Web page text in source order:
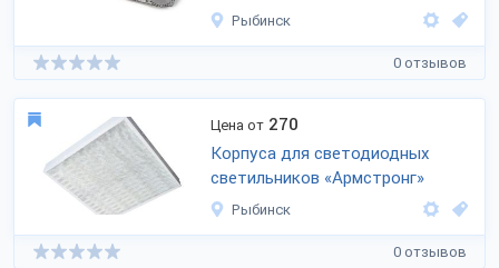
Рыбинск
0 отзывов
Цена от 270
Корпуса для светодиодных
светильников «Армстронг»
Рыбинск
0 отзывов